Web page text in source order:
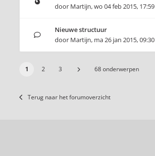
door Martijn,wo 04 feb 2015, 17:59
Nieuwe structuur
door Martijn, ma 26 jan 2015, 09:30
1 2 3 68 onderwerpen
Terug naar het forumoverzicht